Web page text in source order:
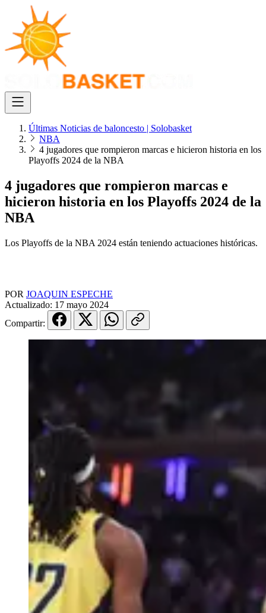
Últimas Noticias de baloncesto | Solobasket
NBA
4 jugadores que rompieron marcas e hicieron historia en los
Playoffs 2024 de la NBA
4 jugadores que rompieron marcas e
hicieron historia en los Playoffs 2024 de la
NBA
Los Playoffs de la NBA 2024 están teniendo actuaciones históricas.
POR JOAQUIN ESPECHE
Actualizado: 17 mayo 2024
Compartir: